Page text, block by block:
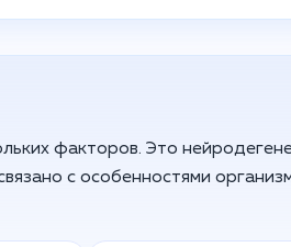
факторов. Это
с особенностями